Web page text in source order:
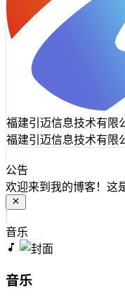
福建引迈信息技术有限
福建引迈信息技术有限
公告
欢迎来到我的博客！这
音乐
音乐